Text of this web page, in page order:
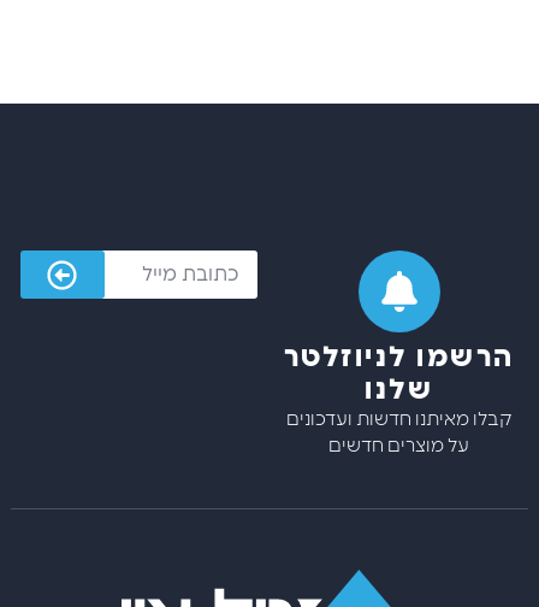
הרשמו לניוזלטר
שלנו
קבלו מאיתנו חדשות ועדכונים
על מוצרים חדשים